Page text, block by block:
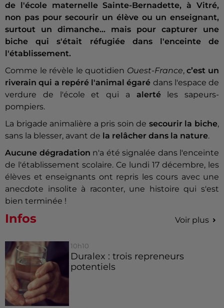
de l'école maternelle Sainte-Bernadette, à Vitré,
non pas pour secourir un élève ou un enseignant,
surtout un dimanche... mais pour capturer une
biche qui s'était réfugiée dans l'enceinte de
l'établissement.
Comme le révèle le quotidien Ouest-France,c’est un
riverain qui a repéré l'animal égaré dans l'espace de
verdure de l'école et qui a alerté
les sapeurs-
pompiers.
La brigade animalière a pris soin de secourir la biche,
sans la blesser, avant de la relâcher dans la nature.
Aucune dégradation n'a été signalée dans l'enceinte
de l'établissement scolaire. Ce lundi 17 décembre, les
élèves et enseignants ont repris les cours avec une
anecdote insolite à raconter, une histoire qui s'est
bien terminée !
Infos Voir plus
10h10
Duralex : trois repreneurs
potentiels